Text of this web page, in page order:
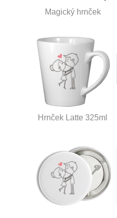
Magický hrnček
Hrnček Latte 325ml